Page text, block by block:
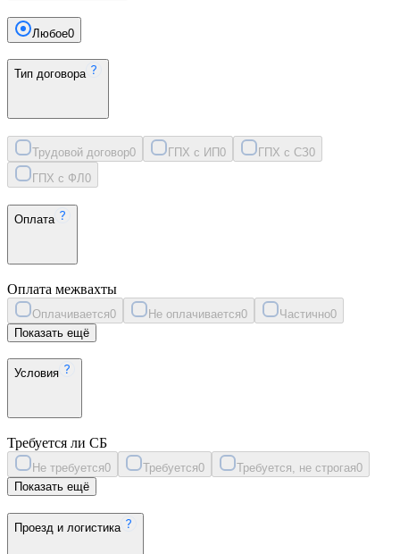
Любое0
Тип договора
Трудовой договор0 ГПХ с ИП0 ГПХ с СЗ0
ГПХ с ФЛ 0
Оплата
Оплата межвахты
Оплачивается0 Не оплачивается0 Частично0
Показать ещё
Условия
Требуется ли СБ
Не требуется0 Требуется0 Требуется, не строгая0
Показать ещё
Проезд и логистика